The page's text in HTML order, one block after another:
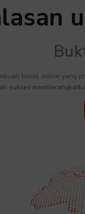
bisnis online yang
sukses